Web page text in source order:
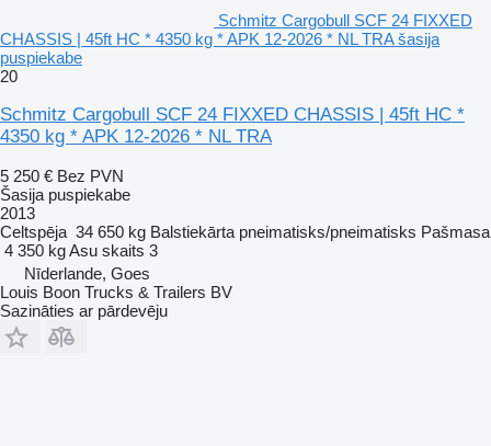
Schmitz Cargobull SCF 24 FIXXED
CHASSIS | 45ft HC * 4350 kg * APK 12-2026 * NL TRA šasija
puspiekabe
20
Schmitz Cargobull SCF 24 FIXXED CHASSIS | 45ft HC *
4350 kg * APK 12-2026 * NL TRA
5 250 € Bez PVN
Šasija puspiekabe
2013
Celtspēja 34 650 kg Balstiekārta pneimatisks/pneimatisks Pašmasa
4 350 kgAsu skaits 3
Nīderlande, Goes
Louis Boon Trucks & Trailers BV
Sazināties ar pārdevēju